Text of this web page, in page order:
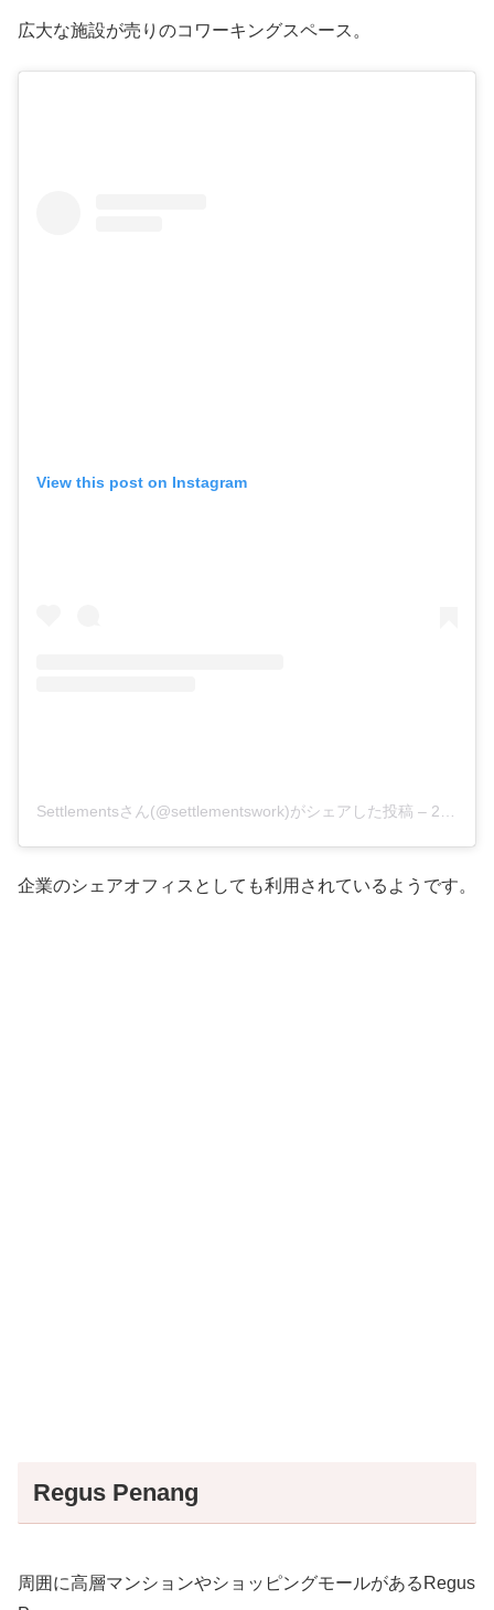
広大な施設が売りのコワーキングスペース。
View this post on Instagram
Settlementsさん(@settlementswork)がシェアした投稿 – 2018年 4月月28日午後8時33分PDT
企業のシェアオフィスとしても利用されているようです。
Regus Penang
周囲に高層マンションやショッピングモールがあるRegus